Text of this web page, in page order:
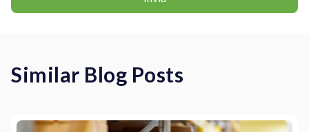
Similar Blog Posts